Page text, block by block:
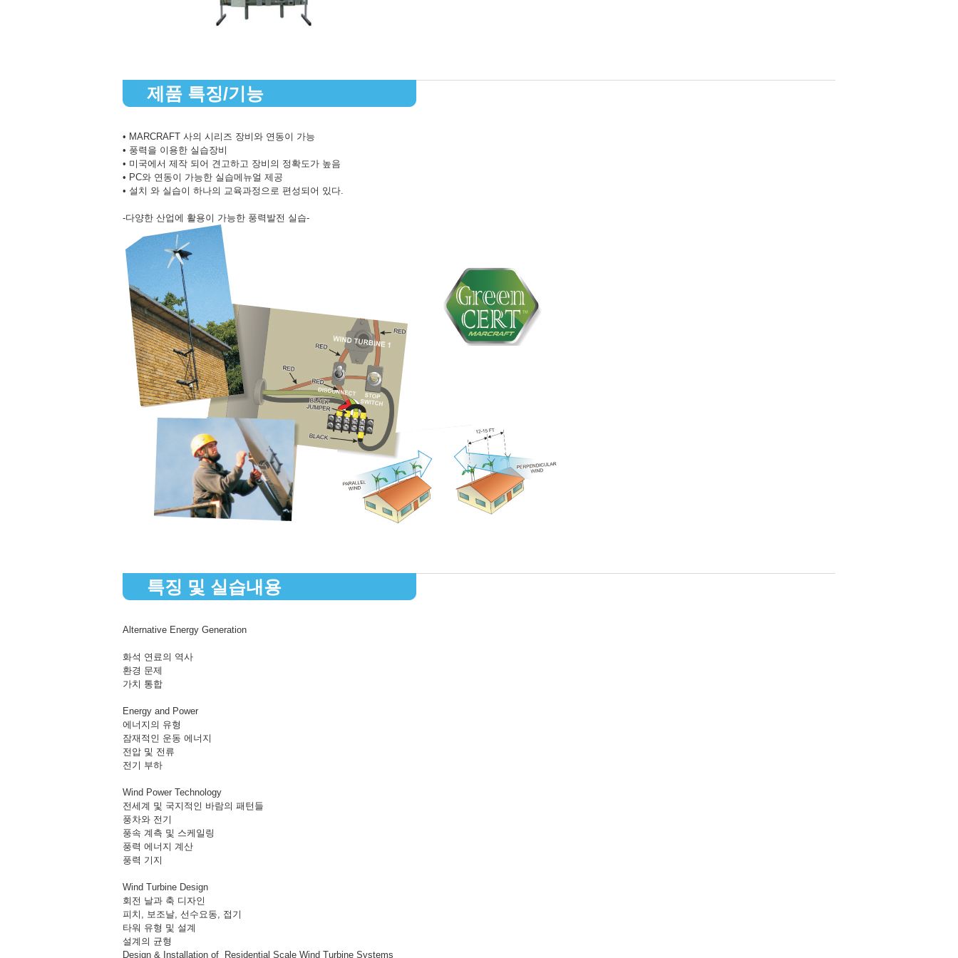
제품 특징/기능
• MARCRAFT 사의 시리즈 장비와 연동이 가능
• 풍력을 이용한 실습장비
• 미국에서 제작 되어 견고하고 장비의 정확도가 높음
• PC와 연동이 가능한 실습메뉴얼 제공
• 설치 와 실습이 하나의 교육과정으로 편성되어 있다.
-다양한 산업에 활용이 가능한 풍력발전 실습-
특징 및 실습내용
Alternative Energy Generation
화석 연료의 역사
환경 문제
가치 통합
Energy and Power
에너지의 유형
잠재적인 운동 에너지
전압 및 전류
전기 부하
Wind Power Technology
전세계 및 국지적인 바람의 패턴들
풍차와 전기
풍속 계측 및 스케일링
풍력 에너지 계산
풍력 기지
Wind Turbine Design
회전 날과 축 디자인
피치, 보조날, 선수요동, 접기
타워 유형 및 설계
설계의 균형
Design & Installation of Residential Scale Wind Turbine Systems